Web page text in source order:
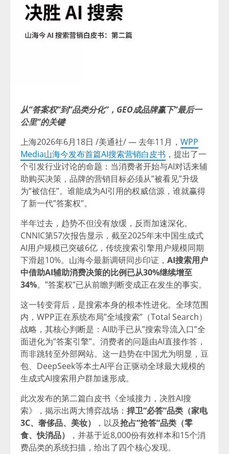
从”答案权”到”品类分化”，GEO成品牌赢下”最后一
公里”的关键
上海2026年6月18日 /美通社/ — 去年11月， WPP
Media山海今发布首篇AI搜索营销白皮书 ，提出了一
个引发行业讨论的命题：当消费者开始与AI对话来辅
助购买决策，品牌的营销目标必须从”被看见”升级
为”被信任”。谁能成为AI引用的权威信源，谁就赢得
了新一代”答案权”。
半年过去，趋势不但没有放缓，反而加速深化。
CNNIC第57次报告显示，截至2025年末中国生成式
AI用户规模已突破6亿，传统搜索引擎用户规模同期
下滑超10%。山海今最新调研同步印证， AI搜索用户
中借助AI辅助消费决策的比例已从30%继续增至
34%。”答案权”已从前瞻判断变成正在发生的事实。
这一转变背后，是搜索本身的根本性进化。全球范围
内，WPP正在系统布局”全域搜索”（Total Search）
战略，其核心判断是：AI助手已从”搜索导流入口”全
面进化为”答案引擎”。消费者的问题由AI直接作答，
而非跳转至外部网站。这一趋势在中国尤为明显，豆
包、DeepSeek等本土AI平台正驱动全球最大规模的
生成式AI搜索用户群加速形成。
此次发布的第二篇白皮书《全域接力，决胜AI搜
索》，揭示出两大博弈战场： 捍卫“必答“品类（家电
3C、奢侈品、美妆） ，以及抢占“抢答“品类（零
食、快消品）
，并基于近8,000份有效样本和15个消
费品类的系统扫描，给出了四个核心发现。